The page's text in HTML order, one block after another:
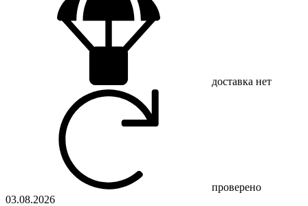
доставка нет
проверено
03.08.2026